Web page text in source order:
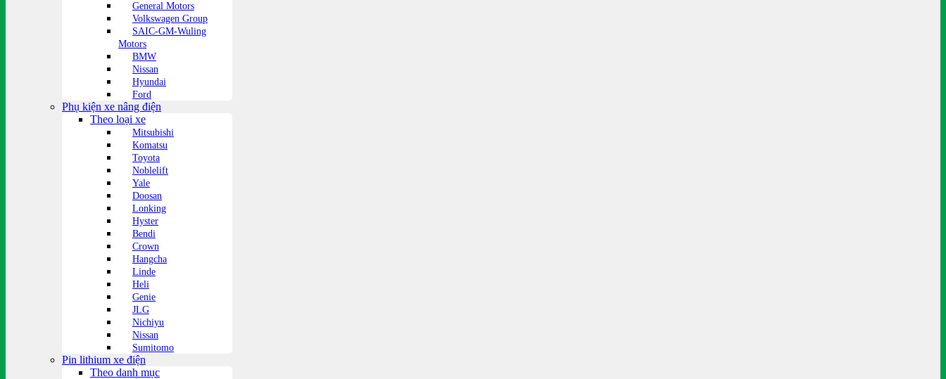
General Motors
Volkswagen Group
SAIC-GM-Wuling
Motors
BMW
Nissan
Hyundai
Ford
Phụ kiện xe nâng điện
Theo loại xe
Mitsubishi
Komatsu
Toyota
Noblelift
Yale
Doosan
Lonking
Hyster
Bendi
Crown
Hangcha
Linde
Heli
Genie
JLG
Nichiyu
Nissan
Sumitomo
Pin lithium xe điện
Theo danh mục